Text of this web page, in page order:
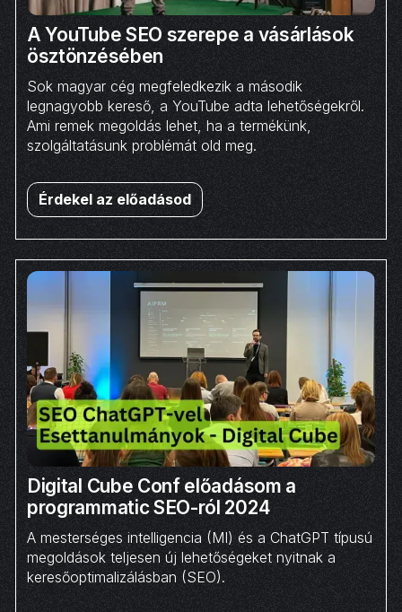
A YouTube SEO szerepe a vásárlások
ösztönzésében
Sok magyar cég megfeledkezik a második
legnagyobb kereső, a YouTube adta lehetőségekről.
Ami remek megoldás lehet, ha a termékünk,
szolgáltatásunk problémát old meg.
Érdekel az előadásod
Digital Cube Conf előadásom a
programmatic SEO-ról 2024
A mesterséges intelligencia (MI) és a ChatGPT típusú
megoldások teljesen új lehetőségeket nyitnak a
keresőoptimalizálásban (SEO).